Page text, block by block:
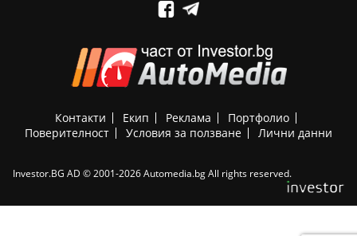
Контакти Екип Реклама
Портфолио
Поверителност
Условия за ползване Лични данни
Investor.BG AD © 2001-2026 Automedia.bg All rights reserved.